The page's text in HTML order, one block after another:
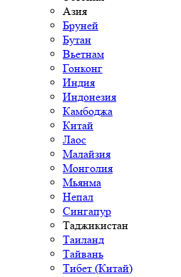
Азия
Бруней
Бутан
Вьетнам
Гонконг
Индия
Индонезия
Камбоджа
Китай
Лаос
Малайзия
Монголия
Мьянма
Непал
Сингапур
Таджикистан
Таиланд
Тайвань
Тибет (Китай)